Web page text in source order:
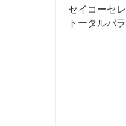
セイコーセ
トータルバ